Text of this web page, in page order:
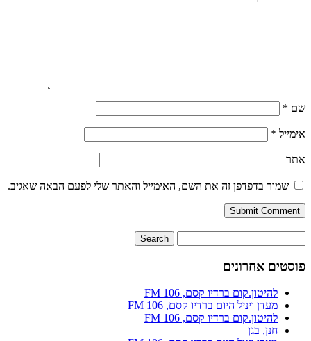
שם *
אימייל *
אתר
שמור בדפדפן זה את השם, האימייל והאתר שלי לפעם הבאה שאגיב.
פוסטים אחרונים
להיטון.קום ברדיו קסם, 106 FM
מעדן ויניל היום ברדיו קסם, 106 FM
להיטון.קום ברדיו קסם, 106 FM
חנן, בגן